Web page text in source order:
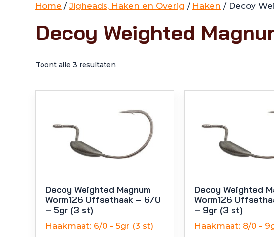
Home /Jigheads, Haken en Overig / Haken / Decoy
Decoy Weighted
Toont alle 3 resultaten
Decoy Weighted Magnum
Worm126 Offsethaak – 6/0
– 5gr (3 st)
Haakmaat: 6/0 - 5gr (3 st)
Decoy Weighted
Worm126
– 9gr (3 st)
Haakmaat: 8/0 -